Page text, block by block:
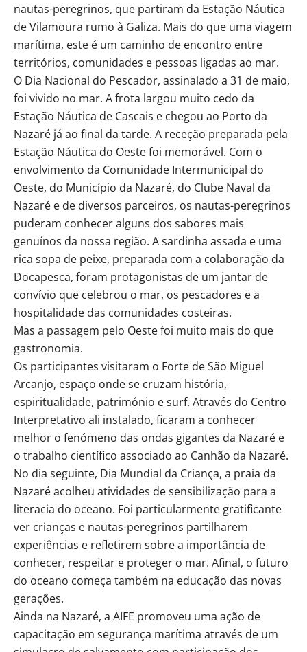
nautas-peregrinos, que partiram da Estação Náutica
de Vilamoura rumo à Galiza. Mais do que uma viagem
marítima, este é um caminho de encontro entre
territórios, comunidades e pessoas ligadas ao mar.
O Dia Nacional do Pescador, assinalado a 31 de maio,
foi vivido no mar. A frota largou muito cedo da
Estação Náutica de Cascais e chegou ao Porto da
Nazaré já ao final da tarde. A receção preparada pela
Estação Náutica do Oeste foi memorável. Com o
envolvimento da Comunidade Intermunicipal do
Oeste, do Município da Nazaré, do Clube Naval da
Nazaré e de diversos parceiros, os nautas-peregrinos
puderam conhecer alguns dos sabores mais
genuínos da nossa região. A sardinha assada e uma
rica sopa de peixe, preparada com a colaboração da
Docapesca, foram protagonistas de um jantar de
convívio que celebrou o mar, os pescadores e a
hospitalidade das comunidades costeiras.
Mas a passagem pelo Oeste foi muito mais do que
gastronomia.
Os participantes visitaram o Forte de São Miguel
Arcanjo, espaço onde se cruzam história,
espiritualidade, património e surf. Através do Centro
Interpretativo ali instalado, ficaram a conhecer
melhor o fenómeno das ondas gigantes da Nazaré e
o trabalho científico associado ao Canhão da Nazaré.
No dia seguinte, Dia Mundial da Criança, a praia da
Nazaré acolheu atividades de sensibilização para a
literacia do oceano. Foi particularmente gratificante
ver crianças e nautas-peregrinos partilharem
experiências e refletirem sobre a importância de
conhecer, respeitar e proteger o mar. Afinal, o futuro
do oceano começa também na educação das novas
gerações.
Ainda na Nazaré, a AIFE promoveu uma ação de
capacitação em segurança marítima através de um